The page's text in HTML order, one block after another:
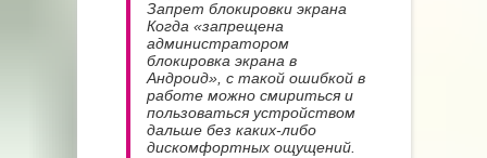
Запрет блокировки экрана
Когда «запрещена
администратором
блокировка экрана в
Андроид», с такой ошибкой в
работе можно смириться и
пользоваться устройством
дальше без каких-либо
дискомфортных ощущений.